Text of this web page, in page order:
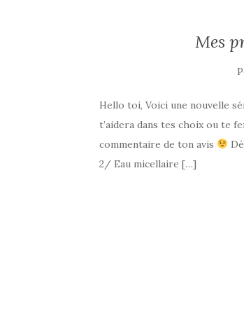
Mes
Hello toi, Voici une nouvelle
t’aidera dans tes choix ou te
commentaire de ton avis
2/ Eau micellaire […]